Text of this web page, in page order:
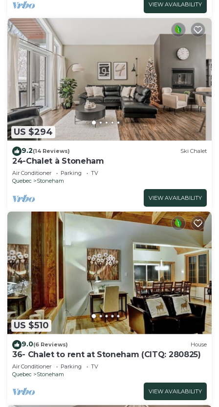
VIEW AVAILABILITY
US $294
9.2(14 Reviews) Ski Chalet
24-Chalet à Stoneham
Air Conditioner Parking
TV
Quebec
Stoneham
VIEW AVAILABILITY
US $510
9.0(6 Reviews) House
36- Chalet to rent at Stoneham (CITQ: 280825)
Air Conditioner Parking
TV
Quebec
Stoneham
VIEW AVAILABILITY